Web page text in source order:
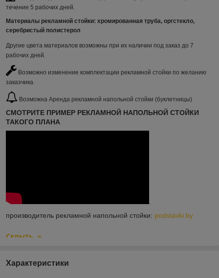
течение 5 рабочих дней.
Материалы рекламной стойки: хромированная труба, оргстекло,
серебристый полистерол
Другие цвета материалов возможны при их наличии под заказ до 7
рабочих дней.
Возможно изменение комплектации рекламной стойки по желанию
заказчика.
Возможна Аренда рекламной напольной стойки (буклетницы)
СМОТРИТЕ ПРИМЕР РЕКЛАМНОЙ НАПОЛЬНОЙ СТОЙКИ
ТАКОГО ПЛАНА
.
производитель рекламной напольной стойки: podstavki.by
Скрыть
Характеристики